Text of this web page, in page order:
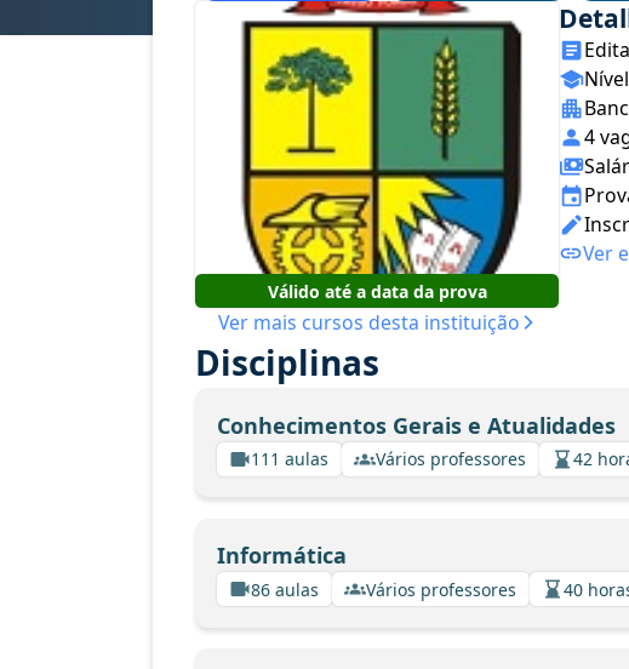
Válido até a data da prova
Ver mais cursos desta instituição
4
Ver
Disciplinas
Conhecimentos Gerais e Atualidades
111 aulas Vários professores 42
Informática
86 aulas Vários professores 40